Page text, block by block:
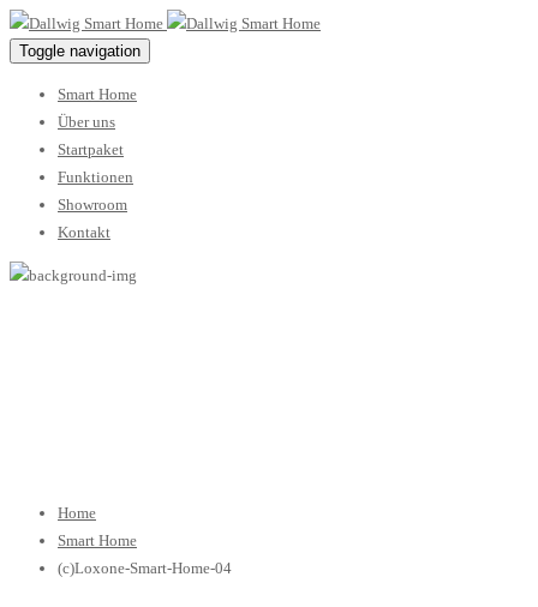
Toggle navigation
Smart Home
Über uns
Startpaket
Funktionen
Showroom
Kontakt
Home
Smart Home
(c)Loxone-Smart-Home-04